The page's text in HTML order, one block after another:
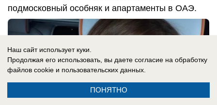
подмосковный особняк и апартаменты в ОАЭ.
Наш сайт использует куки.
Продолжая его использовать, вы даете согласие на обработку
файлов cookie и пользовательских данных.
ПОНЯТНО